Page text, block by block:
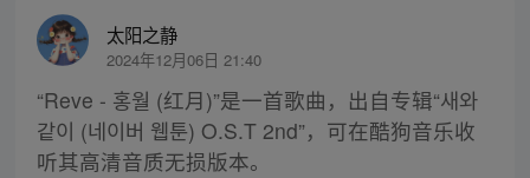
太阳之静
2024年12月06日 21:40
“Reve - 홍월 (红月)”是一首歌曲，出自专辑“새와
같이 (네이버 웹툰) O.S.T 2nd”，可在酷狗音乐收
听其高清音质无损版本。